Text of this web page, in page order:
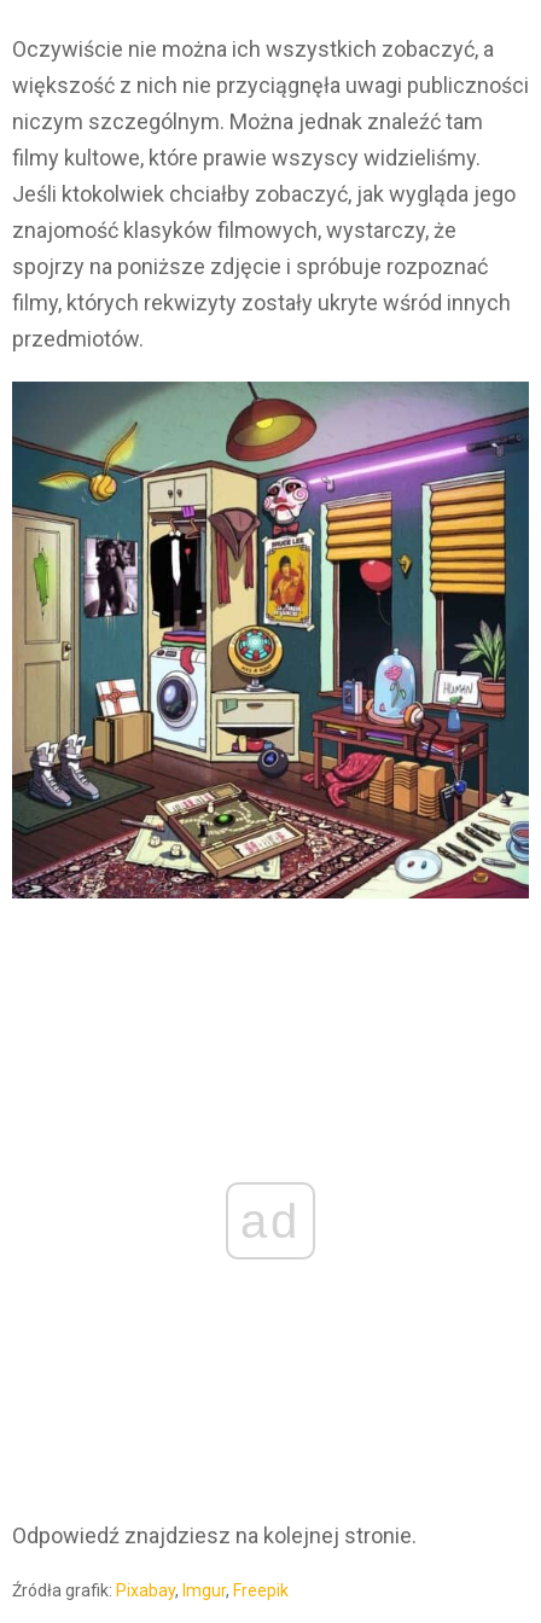
Oczywiście nie można ich wszystkich zobaczyć, a
większość z nich nie przyciągnęła uwagi publiczności
niczym szczególnym. Można jednak znaleźć tam
filmy kultowe, które prawie wszyscy widzieliśmy.
Jeśli ktokolwiek chciałby zobaczyć, jak wygląda jego
znajomość klasyków filmowych, wystarczy, że
spojrzy na poniższe zdjęcie i spróbuje rozpoznać
filmy, których rekwizyty zostały ukryte wśród innych
przedmiotów.
ad
Odpowiedź znajdziesz na kolejnej stronie.
Źródła grafik: Pixabay, Imgur, Freepik